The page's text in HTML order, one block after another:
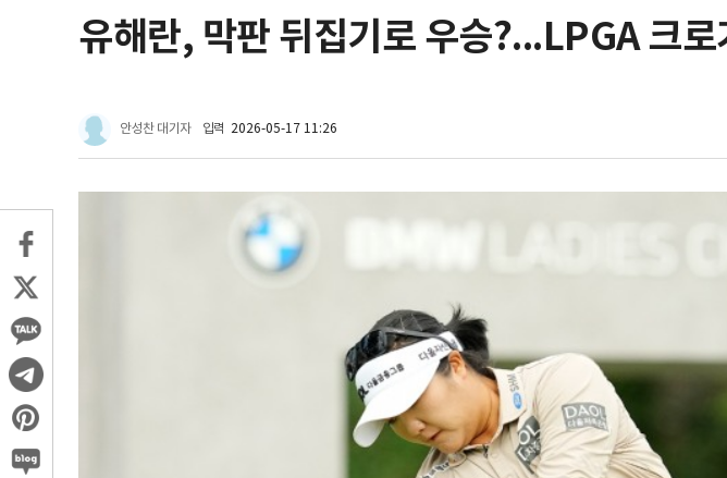
유해란, 막판 뒤집기로 우승?...LPGA 크
안성찬 대기자 입력 2026-05-17 11:26